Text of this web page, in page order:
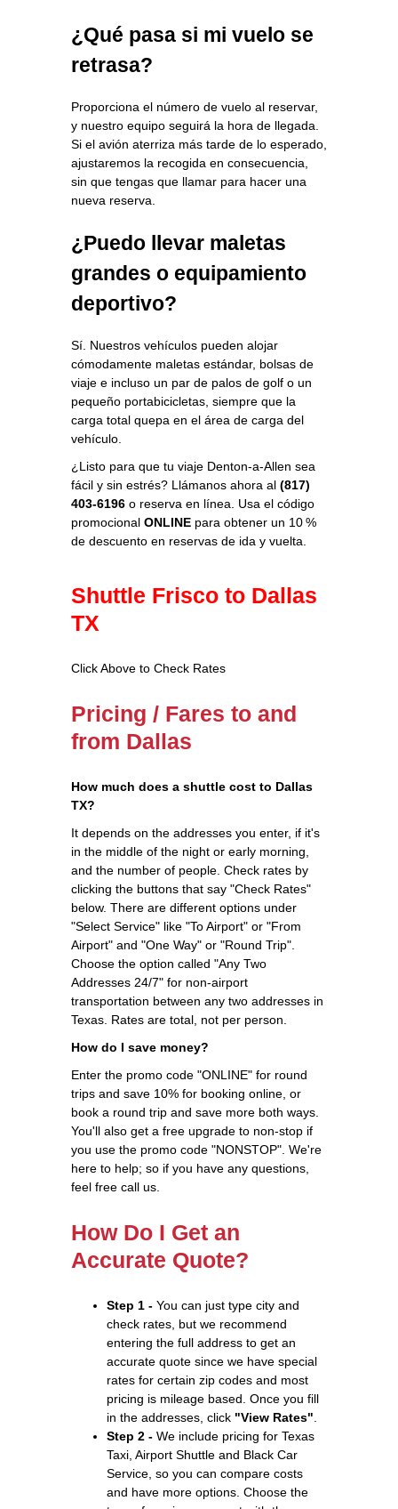
¿Qué pasa si mi vuelo se
retrasa?
Proporciona el número de vuelo al reservar,
y nuestro equipo seguirá la hora de llegada.
Si el avión aterriza más tarde de lo esperado,
ajustaremos la recogida en consecuencia,
sin que tengas que llamar para hacer una
nueva reserva.
¿Puedo llevar maletas
grandes o equipamiento
deportivo?
Sí. Nuestros vehículos pueden alojar
cómodamente maletas estándar, bolsas de
viaje e incluso un par de palos de golf o un
pequeño portabicicletas, siempre que la
carga total quepa en el área de carga del
vehículo.
¿Listo para que tu viaje Denton‑a‑Allen sea
fácil y sin estrés? Llámanos ahora al (817)
403-6196 o reserva en línea. Usa el código
promocional ONLINE para obtener un 10 %
de descuento en reservas de ida y vuelta.
Shuttle Frisco to Dallas
TX
Click Above to Check Rates
Pricing / Fares to and
from Dallas
How much does a shuttle cost to Dallas
TX?
It depends on the addresses you enter, if it's
in the middle of the night or early morning,
and the number of people. Check rates by
clicking the buttons that say "Check Rates"
below. There are different options under
"Select Service" like "To Airport" or "From
Airport" and "One Way" or "Round Trip".
Choose the option called "Any Two
Addresses 24/7" for non-airport
transportation between any two addresses in
Texas. Rates are total, not per person.
How do I save money?
Enter the promo code "ONLINE" for round
trips and save 10% for booking online, or
book a round trip and save more both ways.
You'll also get a free upgrade to non-stop if
you use the promo code "NONSTOP". We're
here to help; so if you have any questions,
feel free call us.
How Do I Get an
Accurate Quote?
Step 1 - You can just type city and
check rates, but we recommend
entering the full address to get an
accurate quote since we have special
rates for certain zip codes and most
pricing is mileage based. Once you fill
in the addresses, click "View Rates"
Step 2 - We include pricing for Texas
Taxi, Airport Shuttle and Black Car
Service, so you can compare costs
and have more options. Choose the